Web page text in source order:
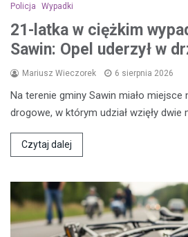
Policja Wypadki
21-latka w ciężkim
Sawin: Opel uderzył w
Mariusz Wieczorek 6 sierpnia 2026
Na terenie gminy Sawin miało miejsce
drogowe, w którym udział wzięły dwie
Czytaj dalej